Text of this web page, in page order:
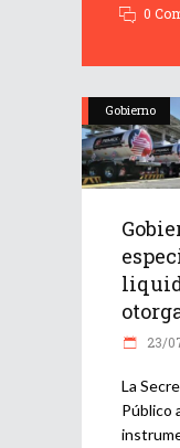
0
Gobierno
23/
La
Público